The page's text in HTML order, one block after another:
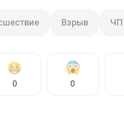
Взрыв ЧП
0 0